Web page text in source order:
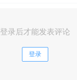
登录后才能发表评论
登录